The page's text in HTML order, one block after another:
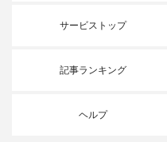
サービストップ
記事ランキング
ヘルプ